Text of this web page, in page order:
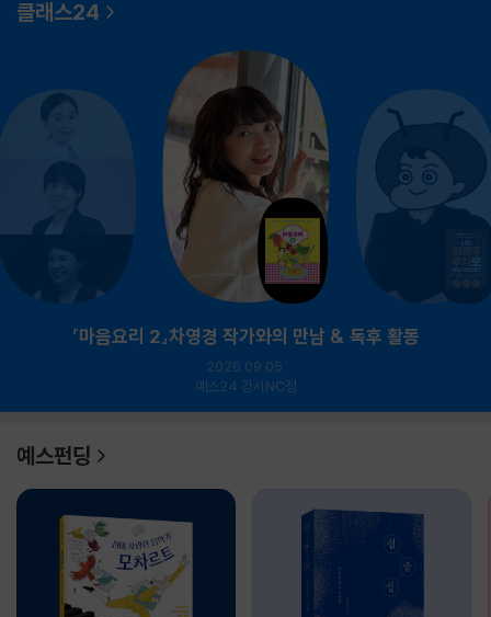
클래스24
『마음요리 2』차영경 작가와의 만남 & 독후 활동
2026.09.05.
예스24 강서NC점
예스펀딩